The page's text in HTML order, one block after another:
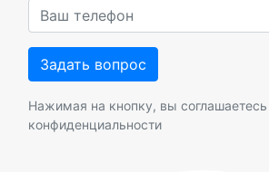
Нажимая на кнопку, вы соглашаетесь
конфиденциальности